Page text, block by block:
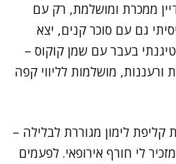
ממכרת ומושלמת, רק עם
גם עם סוכר קנים, יצא
טיגנתי בעבר עם שמן קוקוס –
ורעננות, מושלמות לליווי קפה
קליפת לימון מגוררת לבלילה –
לי חורף אירופאי. לפעמים